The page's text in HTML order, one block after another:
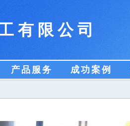
有限公司
产品服务 成功案例